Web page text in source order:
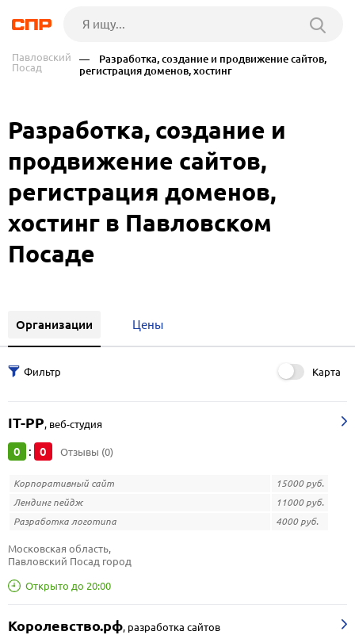
Павловский
Посад
— Разработка, создание и продвижение сайтов,
регистрация доменов, хостинг
Разработка, создание и
продвижение сайтов,
регистрация доменов,
хостинг в Павловском
Посаде
Организации Цены
Карта
IT-PP, веб-студия
0 : 0 Отзывы (0)
Корпоративный сайт
15000 руб.
Лендинг пейдж
11000 руб.
Разработка логотипа
4000 руб.
Открыто до 20:00
Московская область,
Павловский Посад город
Королевство.рф, разработка сайтов